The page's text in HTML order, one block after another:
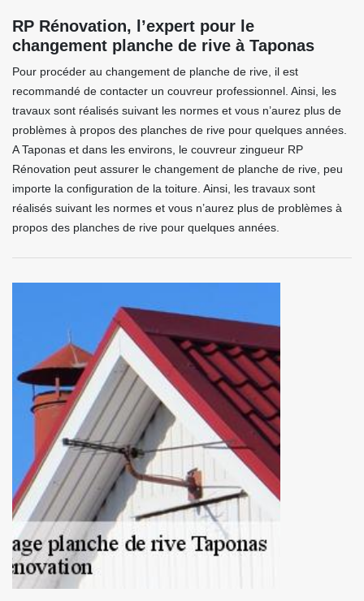
RP Rénovation, l’expert pour le
changement planche de rive à Taponas
Pour procéder au changement de planche de rive, il est
recommandé de contacter un couvreur professionnel. Ainsi, les
travaux sont réalisés suivant les normes et vous n’aurez plus de
problèmes à propos des planches de rive pour quelques années.
A Taponas et dans les environs, le couvreur zingueur RP
Rénovation peut assurer le changement de planche de rive, peu
importe la configuration de la toiture. Ainsi, les travaux sont
réalisés suivant les normes et vous n’aurez plus de problèmes à
propos des planches de rive pour quelques années.